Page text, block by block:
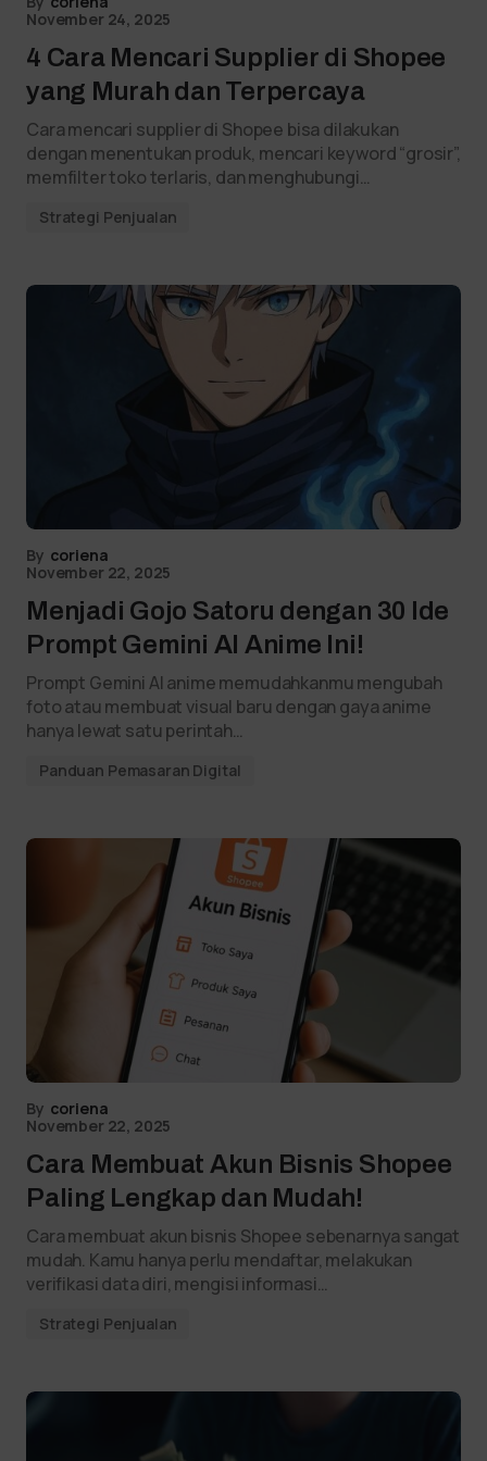
November 24, 2025
4 Cara Mencari Supplier di Shopee
yang Murah dan Terpercaya
Cara mencari supplier di Shopee bisa dilakukan
dengan menentukan produk, mencari keyword “grosir”,
memfilter toko terlaris, dan menghubungi…
Strategi Penjualan
By coriena
November 22, 2025
Menjadi Gojo Satoru dengan 30 Ide
Prompt Gemini AI Anime Ini!
Prompt Gemini AI anime memudahkanmu mengubah
foto atau membuat visual baru dengan gaya anime
hanya lewat satu perintah…
Panduan Pemasaran Digital
By coriena
November 22, 2025
Cara Membuat Akun Bisnis Shopee
Paling Lengkap dan Mudah!
Cara membuat akun bisnis Shopee sebenarnya sangat
mudah. Kamu hanya perlu mendaftar, melakukan
verifikasi data diri, mengisi informasi…
Strategi Penjualan